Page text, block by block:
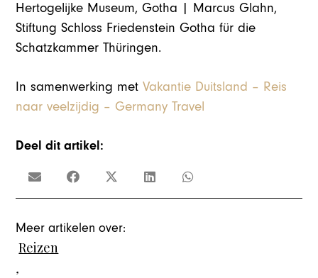
Hertogelijke Museum, Gotha | Marcus Glahn,
Stiftung Schloss Friedenstein Gotha für die
Schatzkammer Thüringen.
In samenwerking metVakantie Duitsland – Reis
naar veelzijdig – Germany Travel
Deel dit artikel:
Meer artikelen over:
Reizen
,